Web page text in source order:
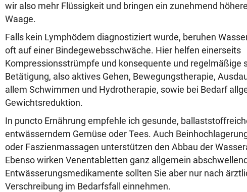
wir also mehr Flüssigkeit und bringen ein zunehmend
Waage.
Falls kein Lymphödem diagnostiziert wurde, beruhen
oft auf einer Bindegewebsschwäche. Hier helfen einerseits
Kompressionsstrümpfe und konsequente und regelmäßige
Betätigung, also aktives Gehen, Bewegungstherapie,
allem Schwimmen und Hydrotherapie, sowie bei Bedarf
Gewichtsreduktion.
In puncto Ernährung empfehle ich gesunde,
entwässerndem Gemüse oder Tees. Auch
oder Faszienmassagen unterstützen den Abbau der
Ebenso wirken Venentabletten ganz allgemein
Entwässerungsmedikamente sollten Sie aber nur nach
Verschreibung im Bedarfsfall einnehmen.